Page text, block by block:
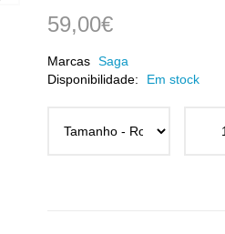
59,00€
Marcas Saga
Disponibilidade:
Em stock